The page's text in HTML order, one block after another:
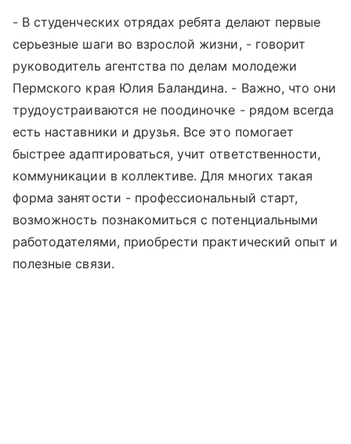
- В студенческих отрядах ребята делают первые
серьезные шаги во взрослой жизни, - говорит
руководитель агентства по делам молодежи
Пермского края Юлия Баландина. - Важно, что они
трудоустраиваются не поодиночке - рядом всегда
есть наставники и друзья. Все это помогает
быстрее адаптироваться, учит ответственности,
коммуникации в коллективе. Для многих такая
форма занятости - профессиональный старт,
возможность познакомиться с потенциальными
работодателями, приобрести практический опыт и
полезные связи.